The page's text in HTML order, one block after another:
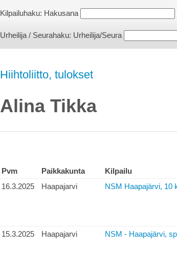
Kilpailuhaku: Hakusana
Urheilija / Seurahaku: Urheilija/Seura
Hiihtoliitto, tulokset
Alina Tikka
Pvm Paikkakunta Kilpailu
16.3.2025
Haapajarvi NSM Haapajärvi, 10
15.3.2025 Haapajarvi NSM - Haapajärvi,